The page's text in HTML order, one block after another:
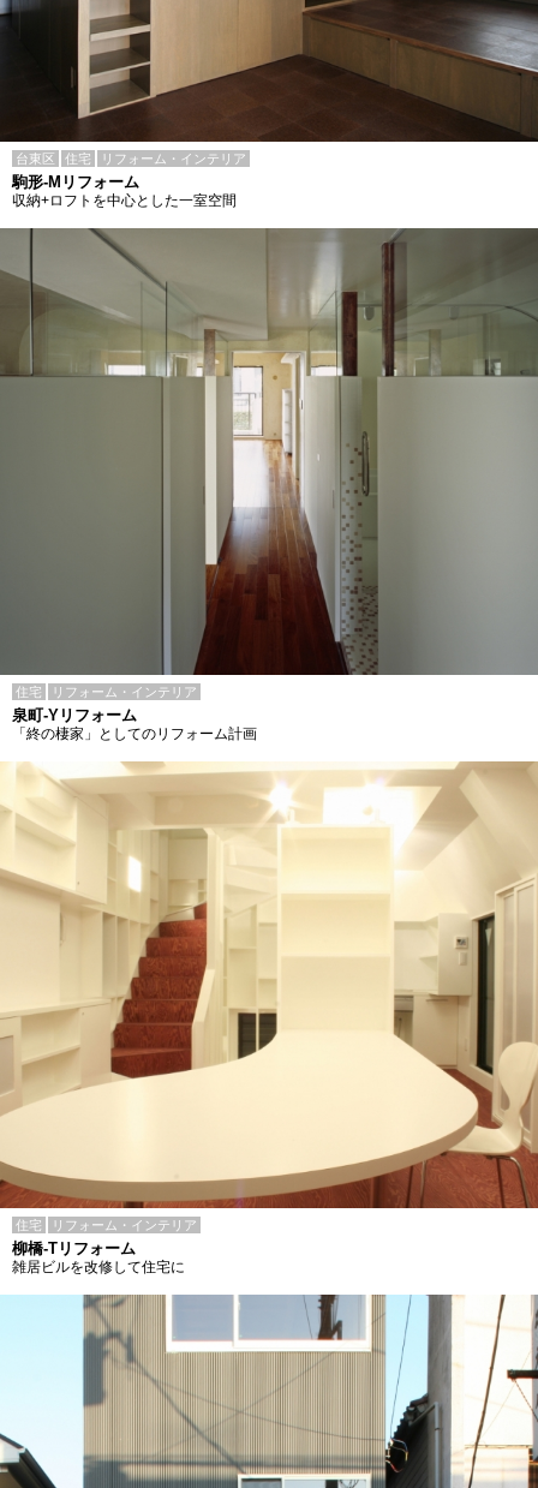
台東区 住宅 リフォーム・インテリア
駒形-Mリフォーム
収納+ロフトを中心とした一室空間
住宅 リフォーム・インテリア
泉町-Yリフォーム
「終の棲家」としてのリフォーム計画
住宅 リフォーム・インテリア
柳橋-Tリフォーム
雑居ビルを改修して住宅に